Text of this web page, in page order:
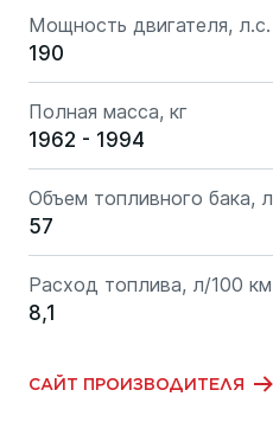
Мощность двигателя, л.с.
190
Полная масса, кг
1962 - 1994
Объем топливного бака, л
57
Расход топлива, л/100 км
8,1
САЙТ ПРОИЗВОДИТЕЛЯ